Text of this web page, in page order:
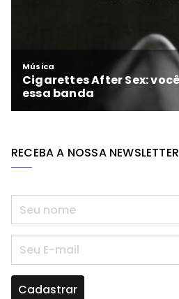
RECEBA A NOSSA NEWSLETTER